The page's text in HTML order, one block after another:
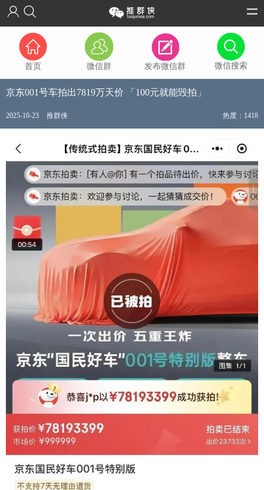
首页 微信群 发布微信群 微信搜索
京东001号车拍出7819万天价 「100元就能毁拍」
2025-10-23 推群侠 热度：1418